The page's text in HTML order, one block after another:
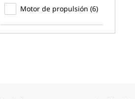
Motor de propulsión (6)